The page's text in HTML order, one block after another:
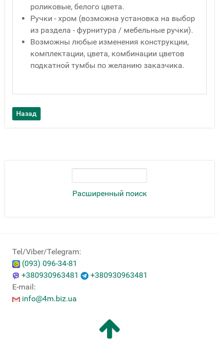
Расширенный поиск
роликовые, белого цвета.
Ручки - хром (возможна установка на выбор
из раздела - фурнитура / мебельные ручки).
Возможны любые изменения конструкции,
комплектации, цвета, комбинации цветов
подкатной тумбы по желанию заказчика.
Tel/Viber/Telegram:
(093) 096-34-81
+380930963481
+380930963481
E-mail:
info@4m.biz.ua